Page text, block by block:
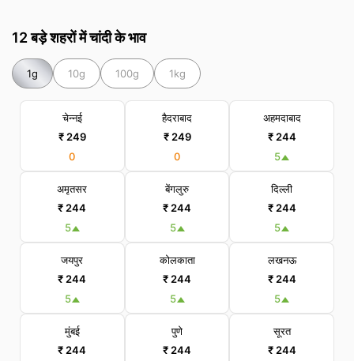
12 बड़े शहरों में चांदी के भाव
1g 10g 100g 1kg
चेन्नई
₹ 249
0
हैदराबाद
₹ 249
0
अहमदाबाद
₹ 244
5
अमृतसर
₹ 244
5
बेंगलुरु
₹ 244
5
दिल्ली
₹ 244
5
जयपुर
₹ 244
5
कोलकाता
₹ 244
5
लखनऊ
₹ 244
5
मुंबई
₹ 244
पुणे
₹ 244
सूरत
₹ 244